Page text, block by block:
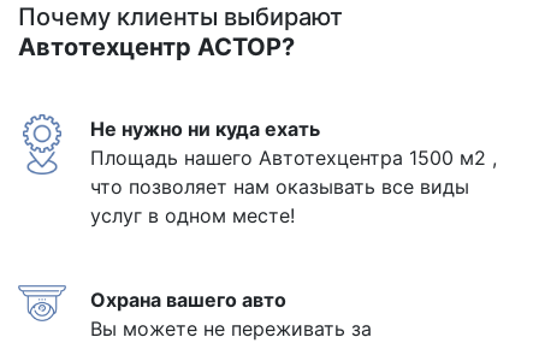
Почему клиенты выбирают
Автотехцентр АСТОР?
Не нужно ни куда ехать
Площадь нашего Автотехцентра 1500 м2 ,
что позволяет нам оказывать все виды
услуг в одном месте!
Охрана вашего авто
Вы можете не переживать за